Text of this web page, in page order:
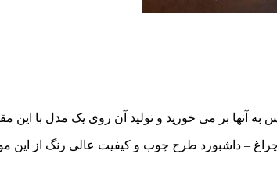
آنها بر می خورید و تولید آن روی یک مدل با
– داشبورد طرح چوب و کیفیت عالی رنگ از این